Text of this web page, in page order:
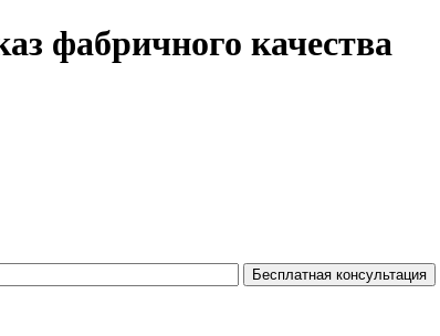
фабричного качества